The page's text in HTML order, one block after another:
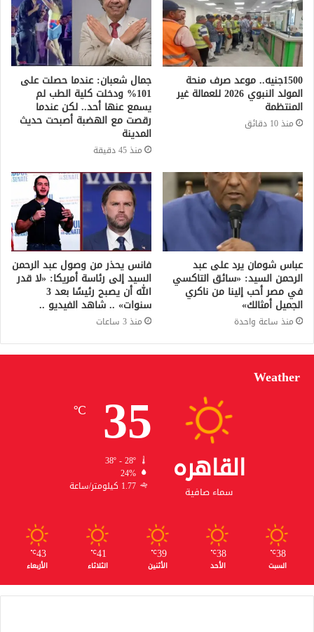
1500جنيه.. موعد صرف منحة
المولد النبوي 2026 للعمالة غير
المنتظمة
منذ 10 دقائق
جمال شعبان: عندما حصلت على
101% ودخلت كلية الطب لم
يسمع عنها أحد.. لكن عندما
رقصت مع الهضبة أصبحت حديث
المدينة
منذ 45 دقيقة
عباس شومان يرد على عبد
الرحمن السيد: «سائق التاكسي
في مصر أحب إلينا من ناكري
الجميل أمثالك»
منذ ساعة واحدة
فانس يحذر من وصول عبد الرحمن
السيد إلى رئاسة أمريكا: «لا قدر
الله أن يصبح رئيسًا بعد 3
سنوات» .. شاهد الفيديو ..
منذ 3 ساعات
Weather
القاهره
سماء صافية
35
℃
38º - 28º
24%
1.77 كيلومتر/ساعة
38
℃
السبت
38
℃
الأحد
39
℃
الأثنين
41
℃
الثلاثاء
43
℃
الأربعاء